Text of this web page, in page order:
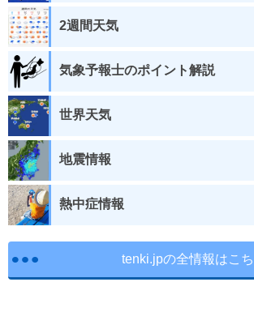
2週間天気
気象予報士のポイント解説
世界天気
地震情報
熱中症情報
tenki.jpの全情報はこ